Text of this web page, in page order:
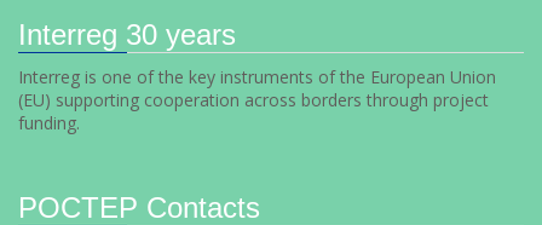
Interreg 30 years
Interreg is one of the key instruments of the European Union
(EU) supporting cooperation across borders through project
funding.
POCTEP Contacts